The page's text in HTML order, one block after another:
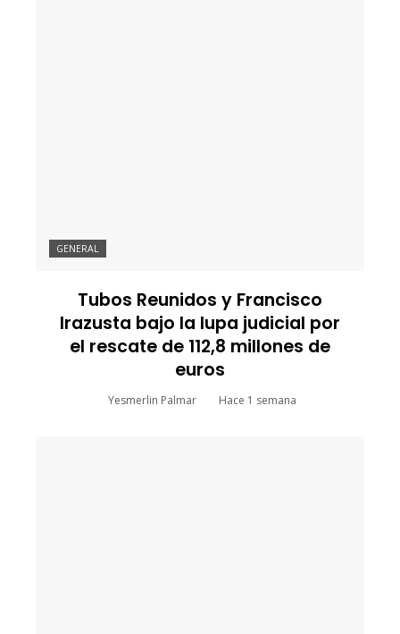
GENERAL
Tubos Reunidos y Francisco
Irazusta bajo la lupa judicial por
el rescate de 112,8 millones de
euros
Yesmerlin Palmar Hace 1 semana